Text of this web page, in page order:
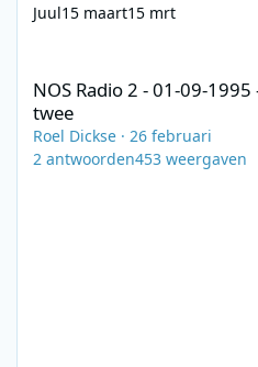
Juul15 maart15 mrt
NOS Radio 2 - 01-09-
twee
Roel Dickse · 26 februari
2 antwoorden453 weergaven